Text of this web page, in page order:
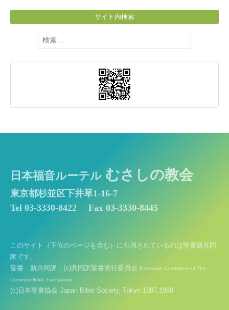
サイト内検索
検
索:
日本福音ルーテル むさしの教会
東京都杉並区下井草1-16-7
Tel 03-3330-8422
Fax 03-3330-8445
このサイト（下位のページを含む）に引用されているのは聖書新共同
訳です。
聖書 新共同訳：(c)共同訳聖書実行委員会 Executive Committee of The
Common Bible Translation
(c)日本聖書協会 Japan Bible Society, Tokyo 1987,1988